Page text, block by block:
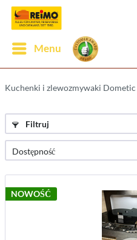
Menu
Kuchenki i zlewozmywaki Dometic
Filtruj
NOWOŚĆ